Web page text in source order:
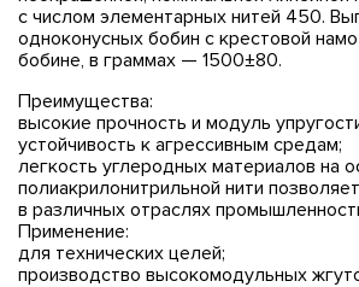
с числом элементарных нитей 450.
одноконусных бобин с крестовой
бобине, в граммах — 1500±80.
Преимущества:
высокие прочность и модуль
устойчивость к агрессивным средам;
легкость углеродных материалов на
полиакрилонитрильной нити
в различных отраслях
Применение:
для технических целей;
производство высокомодульных